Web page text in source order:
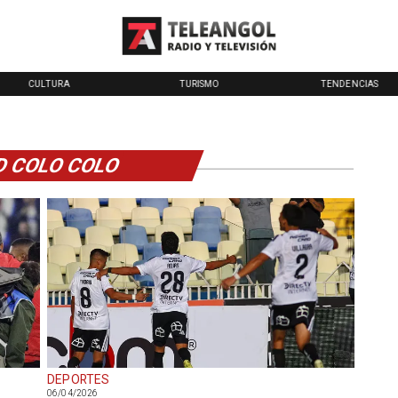
CULTURA TURISMO TENDENCIAS
DEPORTES
06/04/2026
COLO COLO